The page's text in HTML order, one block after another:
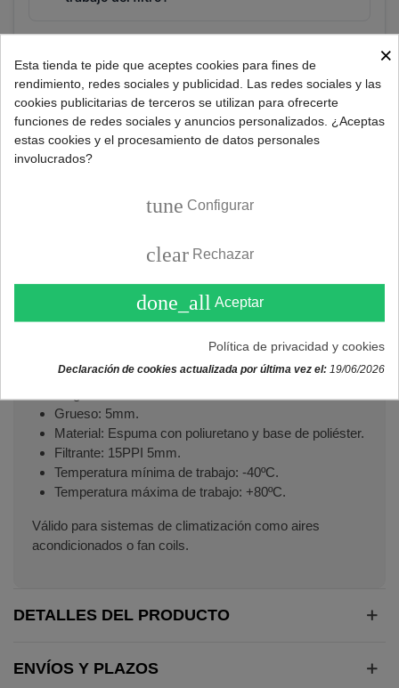
Consultar
Referencia: 496000001
Marca: UNIVERSAL
Repuesto filtro de espuma de poliuretano para
Características panel espuma:
Ancho: 2000mm.
Grueso: 5mm.
Material: Espuma con poliuretano y base de poliéster.
Filtrante: 15PPI 5mm.
Temperatura mínima de trabajo: -40ºC.
Temperatura máxima de trabajo: +80ºC.
Válido para sistemas de climatización como aires
acondicionados o fan coils.
DETALLES DEL PRODUCTO
ENVÍOS Y PLAZOS
×
Esta tienda te pide que aceptes cookies para fines de
rendimiento, redes sociales y publicidad. Las redes sociales y las
cookies publicitarias de terceros se utilizan para ofrecerte
funciones de redes sociales y anuncios personalizados. ¿Aceptas
estas cookies y el procesamiento de datos personales
involucrados?
tune Configurar
clear Rechazar
done_all Aceptar
Política de privacidad y cookies
Declaración de cookies actualizada por última vez el: 19/06/2026